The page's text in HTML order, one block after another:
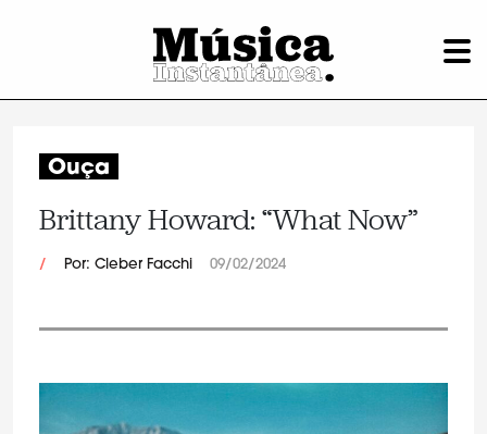
Ouça
Brittany Howard: “What Now”
/ Por: Cleber Facchi 09/02/2024